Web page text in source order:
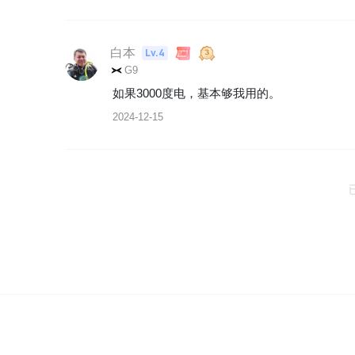
白本 Lv.4
G9
如果3000度电，基本够我用的。
2024-12-15